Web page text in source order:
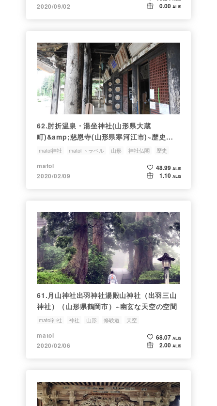
2020/09/02
0.00 ALIS
62.肘折温泉・湯坐神社(山形県大蔵
町)&amp;慈恩寺(山形県寒河江市)~歴史の
蓄積の風に吹かれて
matol神社 matol トラベル 山形 神社仏閣 歴史
matol
2020/02/09
48.99 ALIS
1.10 ALIS
61.月山神社出羽神社湯殿山神社（出羽三山
神社）（山形県鶴岡市）~幽玄な天空の空間
matol神社 神社 山形 修験道 天空
matol
2020/02/06
68.07 ALIS
2.00 ALIS